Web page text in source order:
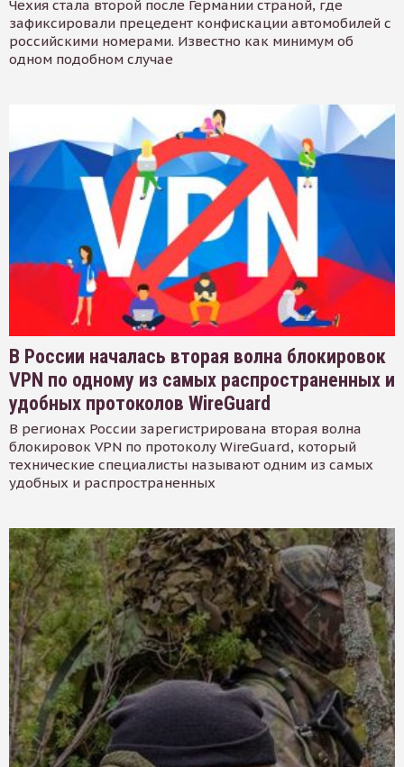
Чехия стала второй после Германии страной, где
зафиксировали прецедент конфискации автомобилей с
российскими номерами. Известно как минимум об
одном подобном случае
В России началась вторая волна блокировок
VPN по одному из самых распространенных и
удобных протоколов WireGuard
В регионах России зарегистрирована вторая волна
блокировок VPN по протоколу WireGuard, который
технические специалисты называют одним из самых
удобных и распространенных